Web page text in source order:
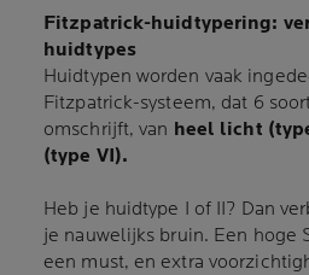
Fitzpatrick-huidtypering:
huidtypes
Huidtypen worden vaak
Fitzpatrick-systeem, dat 6
omschrijft, van heel licht
(type VI).
Heb je huidtype I of II? Dan
je nauwelijks bruin. Een hoge
een must, en extra